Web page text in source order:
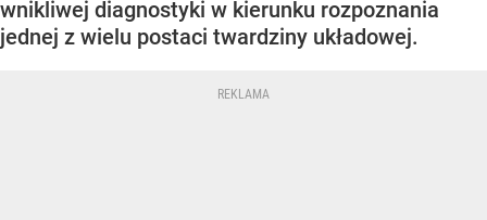
wnikliwej diagnostyki w kierunku rozpoznania
jednej z wielu postaci twardziny układowej.